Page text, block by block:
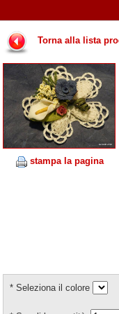
Torna alla lista
stampa la pagina
* Seleziona il colore